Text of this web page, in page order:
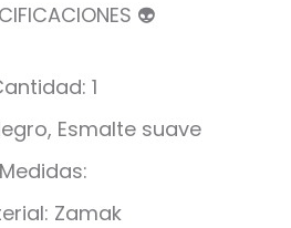
👽
1
Esmalte suave
Medidas:
Zamak